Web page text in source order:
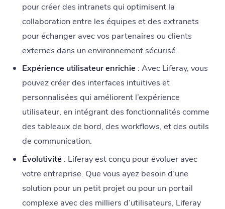
pour créer des intranets qui optimisent la
collaboration entre les équipes et des extranets
pour échanger avec vos partenaires ou clients
externes dans un environnement sécurisé.
Expérience utilisateur enrichie : Avec Liferay, vous
pouvez créer des interfaces intuitives et
personnalisées qui améliorent l’expérience
utilisateur, en intégrant des fonctionnalités comme
des tableaux de bord, des workflows, et des outils
de communication.
Évolutivité : Liferay est conçu pour évoluer avec
votre entreprise. Que vous ayez besoin d’une
solution pour un petit projet ou pour un portail
complexe avec des milliers d’utilisateurs, Liferay